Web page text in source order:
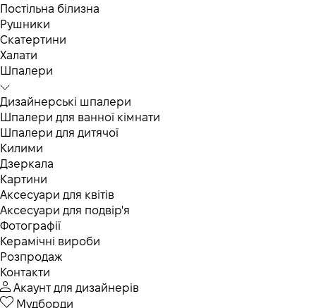
Постільна білизна
Рушники
Скатертини
Халати
Шпалери
Дизайнерські шпалери
Шпалери для ванної кімнати
Шпалери для дитячої
Килими
Дзеркала
Картини
Аксесуари для квітів
Аксесуари для подвір'я
Фотографії
Керамічні вироби
Розпродаж
Контакти
Акаунт для дизайнерів
Мудборди